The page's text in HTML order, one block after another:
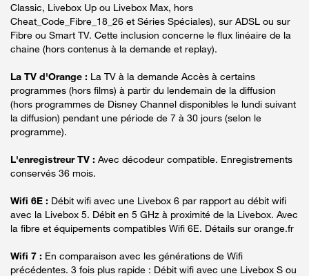
Classic, Livebox Up ou Livebox Max, hors
Cheat_Code_Fibre_18_26 et Séries Spéciales), sur ADSL ou sur
Fibre ou Smart TV. Cette inclusion concerne le flux linéaire de la
chaine (hors contenus à la demande et replay).
La TV d'Orange : La TV à la demande Accès à certains
programmes (hors films) à partir du lendemain de la diffusion
(hors programmes de Disney Channel disponibles le lundi suivant
la diffusion) pendant une période de 7 à 30 jours (selon le
programme).
L'enregistreur TV : Avec décodeur compatible. Enregistrements
conservés 36 mois.
Wifi 6E : Débit wifi avec une Livebox 6 par rapport au débit wifi
avec la Livebox 5. Débit en 5 GHz à proximité de la Livebox. Avec
la fibre et équipements compatibles Wifi 6E. Détails sur orange.fr
Wifi 7 : En comparaison avec les générations de Wifi
précédentes. 3 fois plus rapide : Débit wifi avec une Livebox S ou